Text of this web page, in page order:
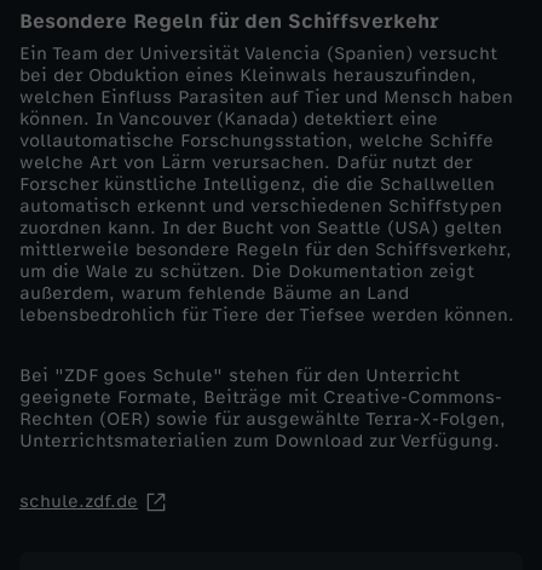
r
l
i
c
h
s
i
n
d
Besondere Regeln für den Schiffsverkehr
Ein Team der Universität Valencia (Spanien) versucht
bei der Obduktion eines Kleinwals herauszufinden,
welchen Einfluss Parasiten auf Tier und Mensch haben
können. In Vancouver (Kanada) detektiert eine
vollautomatische Forschungsstation, welche Schiffe
welche Art von Lärm verursachen. Dafür nutzt der
Forscher künstliche Intelligenz, die die Schallwellen
automatisch erkennt und verschiedenen Schiffstypen
zuordnen kann. In der Bucht von Seattle (USA) gelten
mittlerweile besondere Regeln für den Schiffsverkehr,
um die Wale zu schützen. Die Dokumentation zeigt
außerdem, warum fehlende Bäume an Land
lebensbedrohlich für Tiere der Tiefsee werden können.
Bei "ZDF goes Schule" stehen für den Unterricht
geeignete Formate, Beiträge mit Creative-Commons-
Rechten (OER) sowie für ausgewählte Terra-X-Folgen,
Unterrichtsmaterialien zum Download zur Verfügung.
schule.zdf.de